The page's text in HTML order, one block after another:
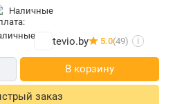
наличные
tevio.by 5.0(49) i
В корзину
заказ